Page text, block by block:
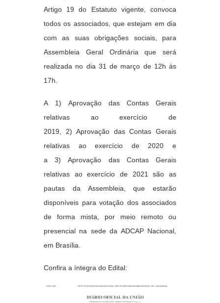
Artigo 19 do Estatuto vigente, convoca
todos os associados, que estejam em dia
com as suas obrigações sociais, para
Assembleia Geral Ordinária que será
realizada no dia 31 de março de 12h às
17h.
A 1)
Aprovação das Contas Gerais
relativas ao exercício de
2019, 2) Aprovação das Contas Gerais
relativas ao exercício de 2020 e
a3) Aprovação das Contas Gerais
relativas ao exercício de 2021 são as
pautas da Assembleia, que estarão
disponíveis para votação dos associados
de forma mista, por meio remoto ou
presencial na sede da ADCAP Nacional,
em Brasília.
Confira a íntegra do Edital: